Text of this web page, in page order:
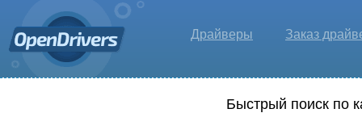
Драйверы Заказ
Быстрый поиск по